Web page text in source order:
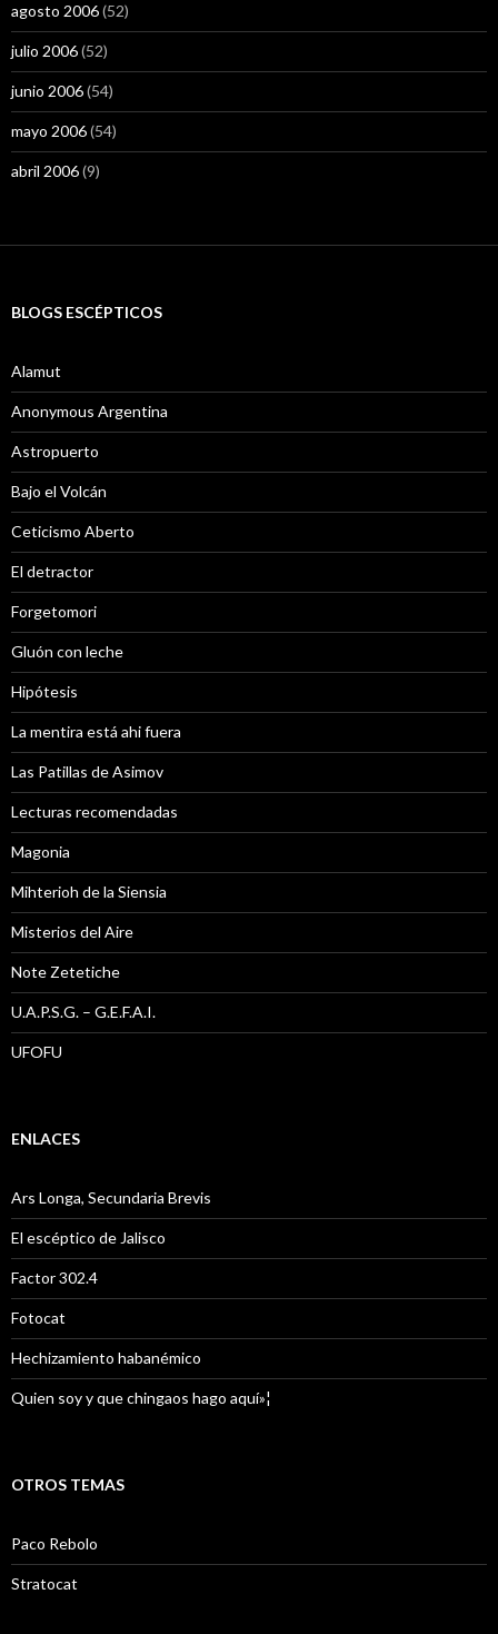
agosto 2006(52)
julio 2006(52)
junio 2006(54)
mayo 2006(54)
abril 2006(9)
BLOGS ESCÉPTICOS
Alamut
Anonymous Argentina
Astropuerto
Bajo el Volcán
Ceticismo Aberto
El detractor
Forgetomori
Gluón con leche
Hipótesis
La mentira está ahi fuera
Las Patillas de Asimov
Lecturas recomendadas
Magonia
Mihterioh de la Siensia
Misterios del Aire
Note Zetetiche
U.A.P.S.G. – G.E.F.A.I.
UFOFU
ENLACES
Ars Longa, Secundaria Brevis
El escéptico de Jalisco
Factor 302.4
Fotocat
Hechizamiento habanémico
Quien soy y que chingaos hago aquí»¦
OTROS TEMAS
Paco Rebolo
Stratocat